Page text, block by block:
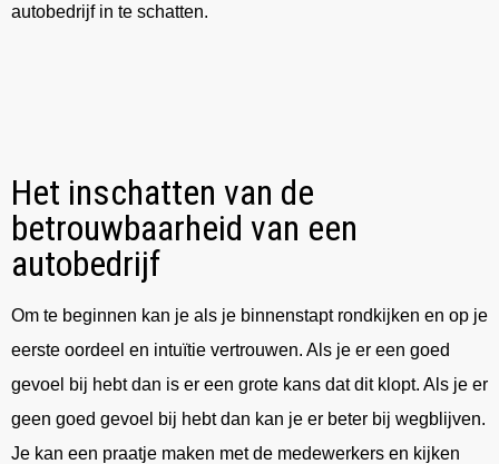
autobedrijf in te schatten.
Het inschatten van de
betrouwbaarheid van een
autobedrijf
Om te beginnen kan je als je binnenstapt rondkijken en op je
eerste oordeel en intuïtie vertrouwen. Als je er een goed
gevoel bij hebt dan is er een grote kans dat dit klopt. Als je er
geen goed gevoel bij hebt dan kan je er beter bij wegblijven.
Je kan een praatje maken met de medewerkers en kijken